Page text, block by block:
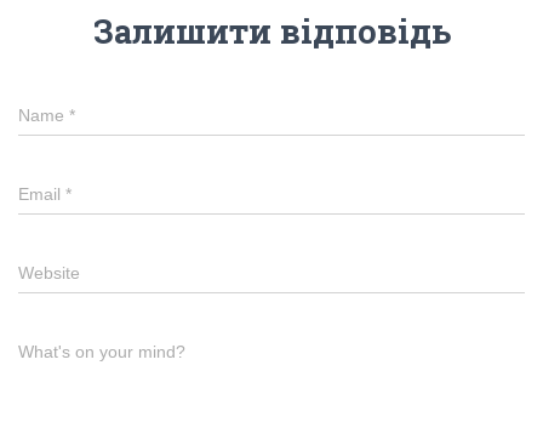
Залишити відповідь
Name *
Email *
Website
What's on your mind?